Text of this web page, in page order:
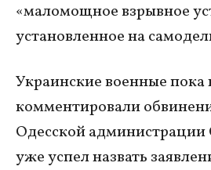
«маломощное взрывное
установленное на
Украинские военные пока
комментировали
Одесской администрации
уже успел назвать